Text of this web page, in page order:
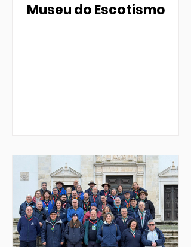
Museu do Escotismo